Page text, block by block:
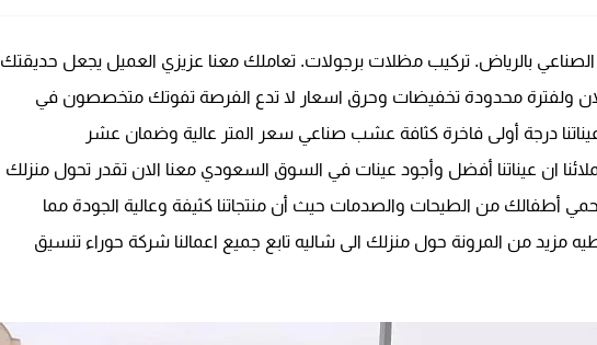
بالرياض. تركيب مظلات برجولات. تعاملك معنا عزيزي العميل يجعل حديقتك
ولفترة محدودة تخفيضات وحرق اسعار لا تدع الفرصة تفوتك متخصصون في
درجة أولى فاخرة كثافة عشب صناعي سعر المتر عالية وضمان عشر
ان عيناتنا أفضل وأجود عينات في السوق السعودي معنا الان تقدر تحول منزلك
أطفالك من الطيحات والصدمات حيث أن منتجاتنا كثيفة وعالية الجودة مما
من المرونة حول منزلك الى شاليه تابع جميع اعمالنا شركة حوراء تنسيق